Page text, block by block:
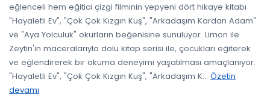
eğlenceli hem eğitici çizgi filminin yepyeni dört hikaye kitabı
"Hayaletli Ev", "Çok Çok Kızgın Kuş", "Arkadaşım Kardan Adam"
ve "Aya Yolculuk" okurların beğenisine sunuluyor. Limon ile
Zeytin'in maceralarıyla dolu kitap serisi ile, çocukları eğiterek
ve eğlendirerek bir okuma deneyimi yaşatılması amaçlanıyor.
"Hayaletli Ev", "Çok Çok Kızgın Kuş", "Arkadaşım K... Özetin
devamı